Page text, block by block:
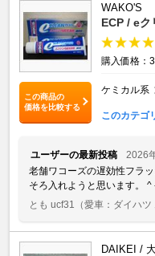
この商品の
価格を比較する
WAKO'S
ECP / eク
購入価格：
ケミカル系
このカテゴ
ユーザーの最新投稿
2026
老舗ワコーズの遅効性フラ
そろ入れようと思います。 ^
とも ucf31
（愛車：ダイハ
DAIKEI /